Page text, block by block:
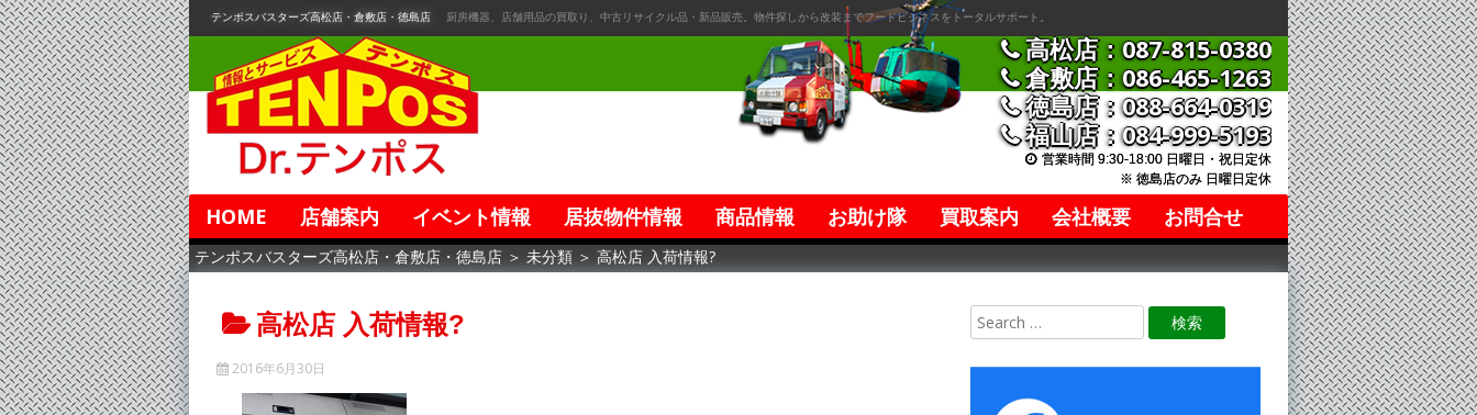
コ
ン
テ
ン
ツ
へ
移
動
テンポスバスターズ高松店・倉敷店・徳島店 厨房機器、店舗用品の買取り、中古リサイクル品・新品販売。物件探しから改装までフードビジネスをトータルサポート。
高松店：087-815-0380
倉敷店：086-465-1263
徳島店：088-664-0319
福山店：084-999-5193
営業時間 9:30-18:00 日曜日・祝日定休
※ 徳島店のみ 日曜日定休
HOME 店舗案内 イベント情報 居抜物件情報 商品情報 お助け隊 買取案内 会社概要 お問合せ
テンポスバスターズ高松店・倉敷店・徳島店 ＞ 未分類 ＞ 高松店 入荷情報?
高松店 入荷情報?
2016年6月30日